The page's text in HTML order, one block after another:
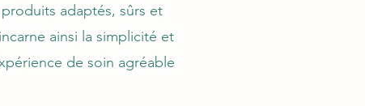
adaptés, sûrs et
ainsi la simplicité et
de soin agréable